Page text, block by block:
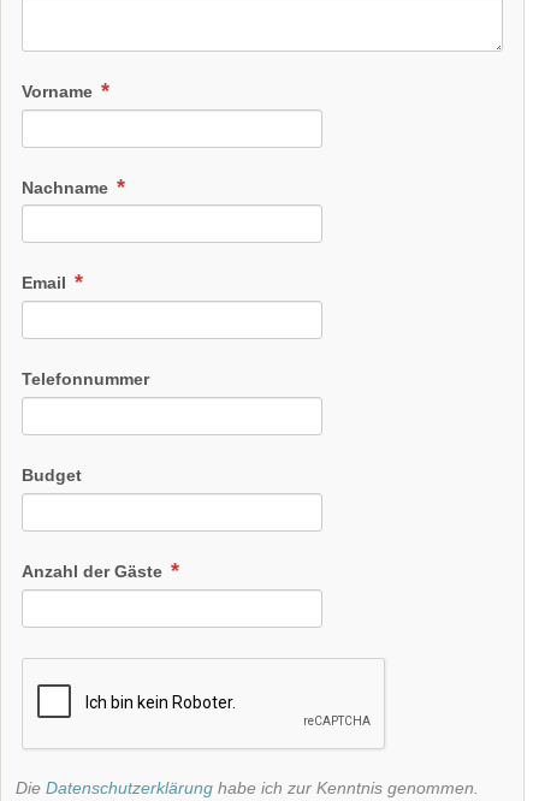
Vorname
Nachname
Email
Telefonnummer
Budget
Anzahl der Gäste
Die Datenschutzerklärung habe ich zur Kenntnis genommen.